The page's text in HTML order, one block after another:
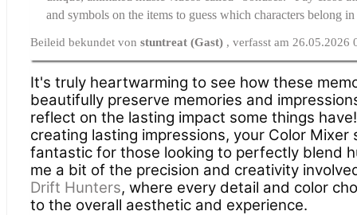
and symbols on the items to guess which characters belong
Beileid bekundet vonstuntreat (Gast) , verfasst am 26.05.2026
It's truly heartwarming to see how these
beautifully preserve memories and
reflect on the lasting impact some things
creating lasting impressions, your Color Mixer
fantastic for those looking to perfectly blend
me a bit of the precision and creativity
Drift Hunters, where every detail and color
to the overall aesthetic and experience.